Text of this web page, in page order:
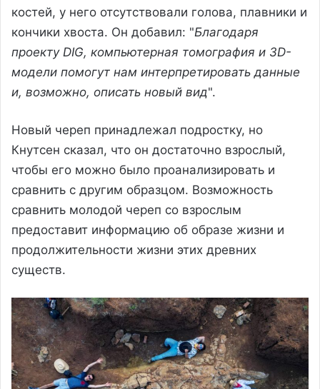
костей, у него отсутствовали голова, плавники и
кончики хвоста. Он добавил: "Благодаря
проекту DIG, компьютерная томография и 3D-
модели помогут нам интерпретировать данные
и, возможно, описать новый вид".
Новый череп принадлежал подростку, но
Кнутсен сказал, что он достаточно взрослый,
чтобы его можно было проанализировать и
сравнить с другим образцом. Возможность
сравнить молодой череп со взрослым
предоставит информацию об образе жизни и
продолжительности жизни этих древних
существ.